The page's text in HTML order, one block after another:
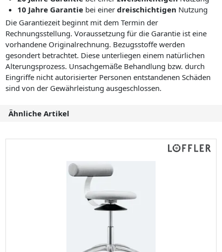
10 Jahre Garantie bei einerdreischichtigen Nutzung
Die Garantiezeit beginnt mit dem Termin der
Rechnungsstellung. Voraussetzung für die Garantie ist eine
vorhandene Originalrechnung. Bezugsstoffe werden
gesondert betrachtet. Diese unterliegen einem natürlichen
Alterungsprozess. Unsachgemäße Behandlung bzw. durch
Eingriffe nicht autorisierter Personen entstandenen Schäden
sind von der Gewährleistung ausgeschlossen.
Ähnliche Artikel